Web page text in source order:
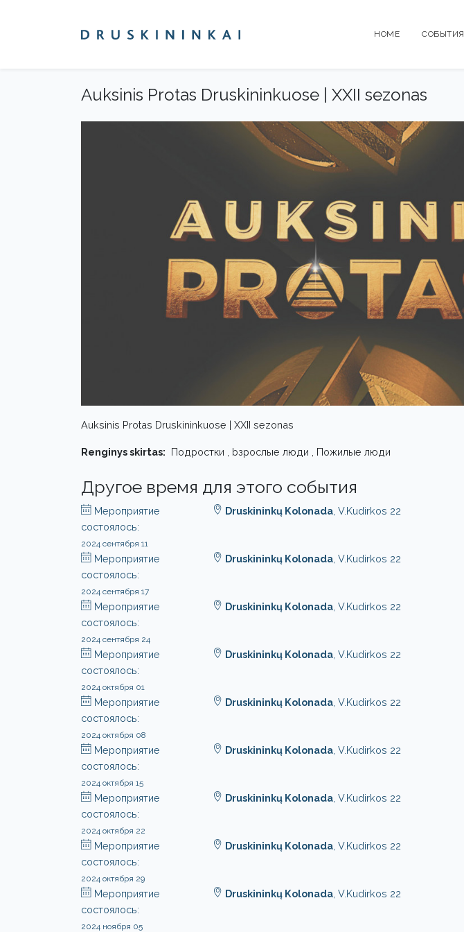
HOME СОБЫТИЯ
Auksinis Protas Druskininkuose | XXII sezonas
Auksinis Protas Druskininkuose | XXII sezonas
Renginys skirtas: Подростки , bзрослые люди , Пожилые люди
Другое время для этого события
Мероприятие
состоялось:
2024 сентября 11
Druskininkų Kolonada, V.Kudirkos 22
Мероприятие
состоялось:
2024 сентября 17
Druskininkų Kolonada, V.Kudirkos 22
Мероприятие
состоялось:
2024 сентября 24
Druskininkų Kolonada, V.Kudirkos 22
Мероприятие
состоялось:
2024 октября 01
Druskininkų Kolonada, V.Kudirkos 22
Мероприятие
состоялось:
2024 октября 08
Druskininkų Kolonada, V.Kudirkos 22
Мероприятие
состоялось:
2024 октября 15
Druskininkų Kolonada, V.Kudirkos 22
Мероприятие
состоялось:
2024 октября 22
Druskininkų Kolonada, V.Kudirkos 22
Мероприятие
состоялось:
2024 октября 29
Druskininkų Kolonada, V.Kudirkos 22
Мероприятие
состоялось:
2024 ноября 05
Druskininkų Kolonada, V.Kudirkos 22